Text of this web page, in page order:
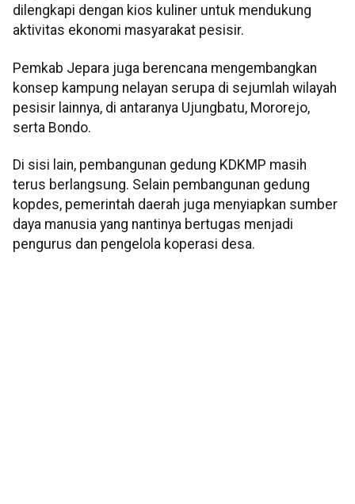
dilengkapi dengan kios kuliner untuk mendukung
aktivitas ekonomi masyarakat pesisir.
Pemkab Jepara juga berencana mengembangkan
konsep kampung nelayan serupa di sejumlah wilayah
pesisir lainnya, di antaranya Ujungbatu, Mororejo,
serta Bondo.
Di sisi lain, pembangunan gedung KDKMP masih
terus berlangsung. Selain pembangunan gedung
kopdes, pemerintah daerah juga menyiapkan sumber
daya manusia yang nantinya bertugas menjadi
pengurus dan pengelola koperasi desa.